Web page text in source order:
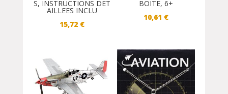
S, INSTRUCTIONS DET
AILLEES INCLU
15,72 €
BOITE, 6+
10,61 €